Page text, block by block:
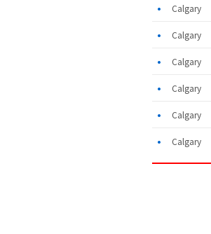
• Calgary
• Calgary
• Calgary
• Calgary
• Calgary
• Calgary